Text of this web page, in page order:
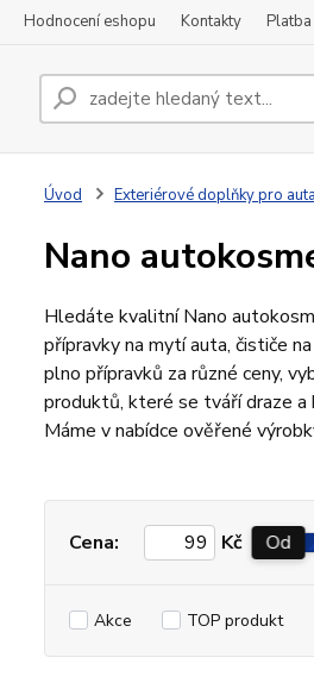
Hodnocení eshopu Kontakty
Úvod Exteriérové doplňky pro auta
Nano
Hledáte kvalitní Nano
přípravky na mytí auta, čističe
plno přípravků za různé ceny,
produktů, které se tváří draze a
Máme v nabídce ověřené
Cena: Kč Od
Akce TOP produkt